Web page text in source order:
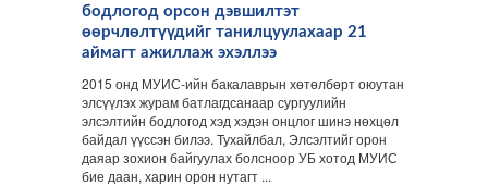
бодлогод орсон дэвшилтэт
өөрчлөлтүүдийг танилцуулахаар 21
аймагт ажиллаж эхэллээ
2015 онд МУИС-ийн бакалаврын хөтөлбөрт оюутан
элсүүлэх журам батлагдсанаар сургуулийн
элсэлтийн бодлогод хэд хэдэн онцлог шинэ нөхцөл
байдал үүссэн билээ. Тухайлбал, Элсэлтийг орон
даяар зохион байгуулах болсноор УБ хотод МУИС
бие даан, харин орон нутагт ...